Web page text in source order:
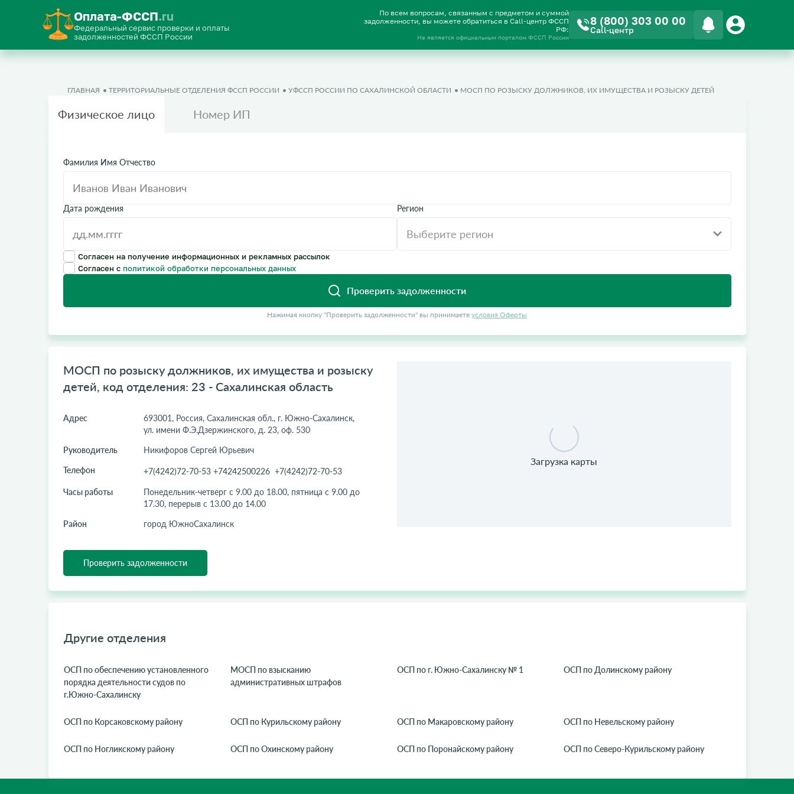
Оплата-ФССП.ru
Федеральный сервис проверки и оплаты
задолженностей ФССП России
По всем вопросам, связанным с предметом и суммой
задолженности, вы можете обратиться в Call-центр ФССП
РФ:
Не является официальным порталом ФССП России
8 (800) 303 00 00
Call-центр
ГЛАВНАЯ ТЕРРИТОРИАЛЬНЫЕ ОТДЕЛЕНИЯ ФССП РОССИИ УФССП РОССИИ ПО САХАЛИНСКОЙ ОБЛАСТИ МОСП ПО РОЗЫСКУ ДОЛЖНИКОВ, ИХ ИМУЩЕСТВА И РОЗЫСКУ ДЕТЕЙ
Физическое лицо Номер ИП
Фамилия Имя Отчество
Дата рождения Регион
Согласен на получение информационных и рекламных рассылок
Согласен с политикой обработки персональных данных
Проверить задолженности
Нажимая кнопку "Проверить задолженности" вы принимаете условия Оферты
МОСП по розыску должников, их имущества и розыску
детей, код отделения: 23 - Сахалинская область
Адрес
693001, Россия, Сахалинская обл., г. Южно-Сахалинск,
ул. имени Ф.Э.Дзержинского, д. 23, оф. 530
Руководитель
Никифоров Сергей Юрьевич
Телефон
+7(4242)72-70-53 +74242500226 +7(4242)72-70-53
Часы работы
Понедельник-четверг с 9.00 до 18.00, пятница с 9.00 до
17.30, перерыв с 13.00 до 14.00
Район
город ЮжноСахалинск
Проверить задолженности
Другие отделения
ОСП по обеспечению установленного
порядка деятельности судов по
г.Южно-Сахалинску
МОСП по взысканию
административных штрафов
ОСП по г. Южно-Сахалинску № 1 ОСП по Долинскому району
ОСП по Корсаковскому району ОСП по Курильскому району ОСП по Макаровскому району ОСП по Невельскому району
ОСП по Ногликскому району ОСП по Охинскому району ОСП по Поронайскому району ОСП по Северо-Курильскому району